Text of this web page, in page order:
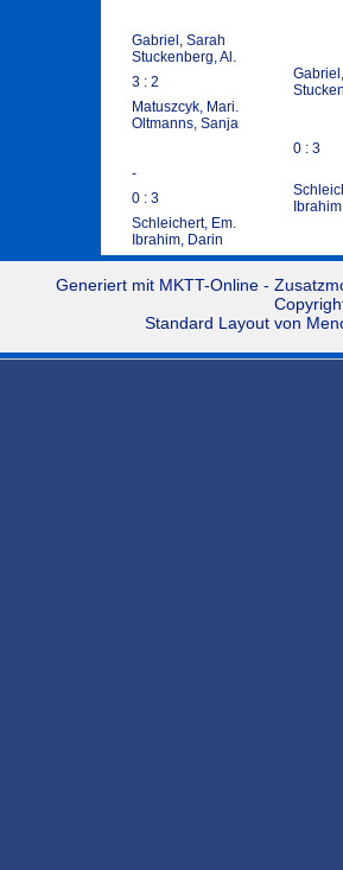
Gabriel, Sarah
Stuckenberg, Al.
3 : 2
Matuszcyk, Mari.
Oltmanns, Sanja
0 : 3
-
0 : 3
Schleichert, Em.
Ibrahim, Darin
Generiert mit MKTT-Online-
Standard Layout von